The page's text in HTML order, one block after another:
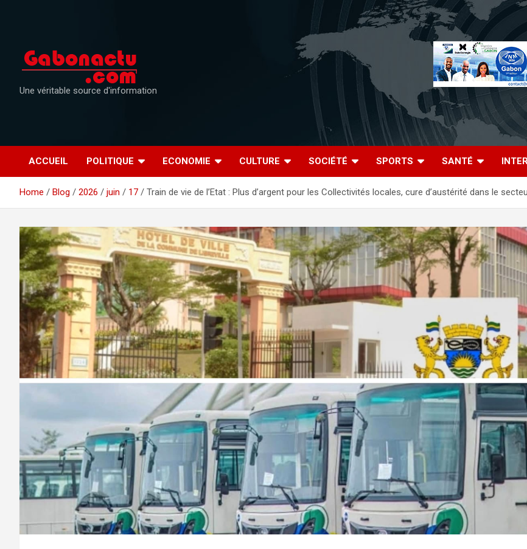
Une véritable source d'information
ACCUEIL POLITIQUE ECONOMIE CULTURE SOCIÉTÉ SPORTS SANTÉ
Home Blog 2026 juin 17 Train de vie de l’Etat : Plus d’argent pour les Collectivités locales, cure d’austérité dans le